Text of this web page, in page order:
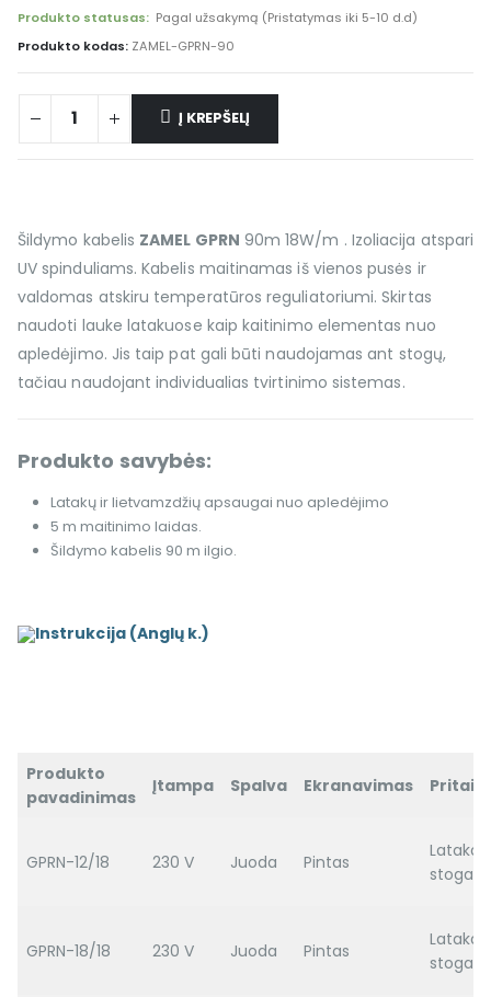
Produkto statusas: Pagal užsakymą (Pristatymas iki 5-10 d.d)
Produkto kodas: ZAMEL-GPRN-90
Į KREPŠELĮ
Šildymo kabelis ZAMEL GPRN 90m 18W/m . Izoliacija atspari
UV spinduliams. Kabelis maitinamas iš vienos pusės ir
valdomas atskiru temperatūros reguliatoriumi. Skirtas
naudoti lauke latakuose kaip kaitinimo elementas nuo
apledėjimo. Jis taip pat gali būti naudojamas ant stogų,
tačiau naudojant individualias tvirtinimo sistemas.
Produkto savybės:
Latakų ir lietvamzdžių apsaugai nuo apledėjimo
5 m maitinimo laidas.
Šildymo kabelis 90 m ilgio.
Instrukcija (Anglų k.)
Produkto
pavadinimas
Įtampa Spalva Ekranavimas
GPRN-12/18 230 V Juoda Pintas
stogas
GPRN-18/18 230 V Juoda Pintas
stogas